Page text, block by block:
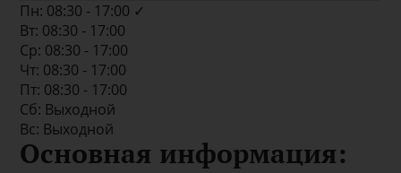
Пн: 08:30 - 17:00 ✓
Вт: 08:30 - 17:00
Ср: 08:30 - 17:00
Чт: 08:30 - 17:00
Пт: 08:30 - 17:00
Сб: Выходной
Вс: Выходной
Основная информация: